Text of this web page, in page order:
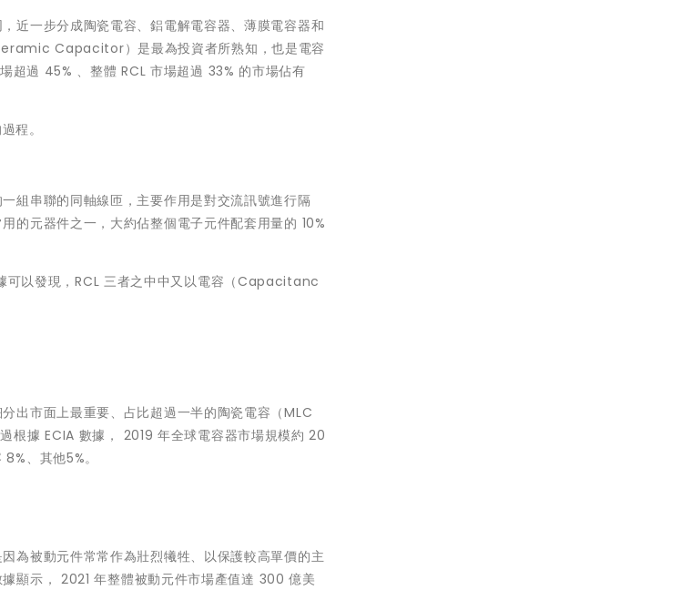
近一步分成陶瓷電容、鋁電解電容器、薄膜電容器和
Capacitor）是最為投資者所熟知，也是電容
超過 45% 、整體 RCL 市場超過 33% 的市場佔有
程。
組串聯的同軸線匝，主要作用是對交流訊號進行隔
的元器件之一，大約佔整個電子元件配套用量的 10%
可以發現，RCL 三者之中中又以電容（Capacitanc
出市面上最重要、占比超過一半的陶瓷電容（MLC
根據 ECIA 數據， 2019 年全球電容器市場規模約 20
、其他5%。
為被動元件常常作為壯烈犧牲、以保護較高單價的主
顯示， 2021 年整體被動元件市場產值達 300 億美